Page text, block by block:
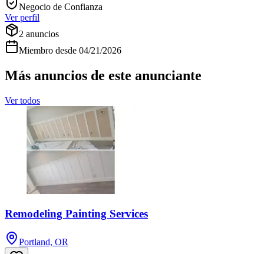
Negocio de Confianza
Ver perfil
2 anuncios
Miembro desde 04/21/2026
Más anuncios de este anunciante
Ver todos
Remodeling Painting Services
Portland, OR